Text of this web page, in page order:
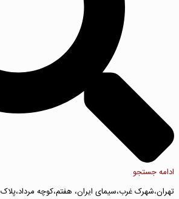
ادامه جستجو
تهران،شهرک غرب،سیمای ایران، هفتم،کوچه مرداد،پلاک 7